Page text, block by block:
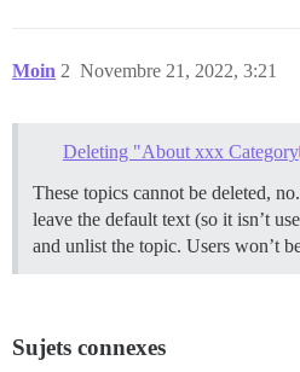
Moin Novembre 21, 2022, 3:21
2
Deleting "About xxx Category
These topics cannot be deleted,
leave the default text (so it isn’t
and unlist the topic. Users won’t
Sujets connexes